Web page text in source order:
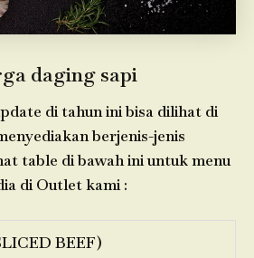
daging sapi
di tahun ini bisa dilihat di
berjenis-jenis
table di bawah ini untuk menu
di Outlet kami :
BEEF)